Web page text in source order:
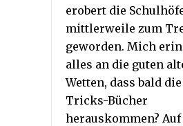
erobert die
mittlerweile zum
geworden. Mich
alles an die guten
Wetten, dass bald
Tricks-Bücher
herauskommen? Auf